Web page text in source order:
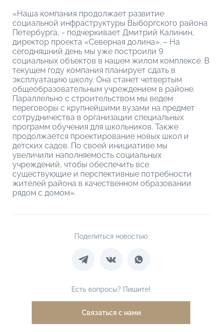
«Наша компания продолжает развитие
социальной инфраструктуры Выборгского района
Петербурга, - подчеркивает Дмитрий Калинин,
директор проекта «Северная долина». – На
сегодняшний день мы уже построили 9
социальных объектов в нашем жилом комплексе. В
текущем году компания планирует сдать в
эксплуатацию школу. Она станет четвертым
общеобразовательным учреждением в районе.
Параллельно с строительством мы ведем
переговоры с крупнейшими вузами на предмет
сотрудничества в организации специальных
программ обучения для школьников. Также
продолжается проектирование новых школ и
детских садов. По своей инициативе мы
увеличили наполняемость социальных
учреждений, чтобы обеспечить все
существующие и перспективные потребности
жителей района в качественном образовании
рядом с домом».
Поделиться новостью
Есть вопросы? Пишите!
Связаться с нами